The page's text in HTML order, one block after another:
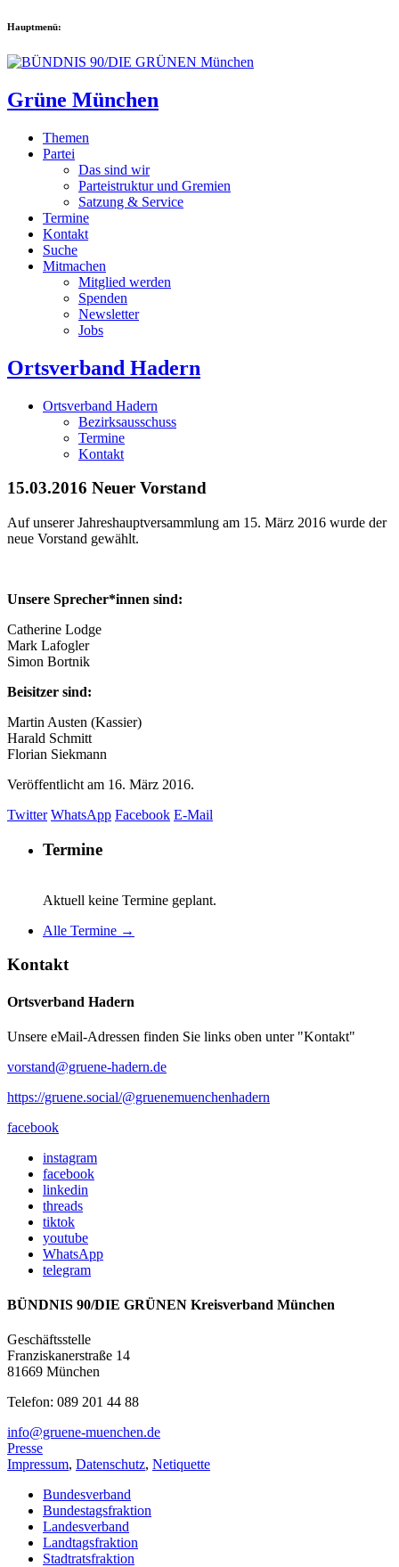
Hauptmenü:
Grüne München
Themen
Partei
Das sind wir
Parteistruktur und Gremien
Satzung & Service
Termine
Kontakt
Suche
Mitmachen
Mitglied werden
Spenden
Newsletter
Jobs
Ortsverband Hadern
Ortsverband Hadern
Bezirksausschuss
Termine
Kontakt
15.03.2016 Neuer Vorstand
Auf unserer Jahreshauptversammlung am 15. März 2016 wurde der
neue Vorstand gewählt.
Unsere Sprecher*innen sind:
Catherine Lodge
Mark Lafogler
Simon Bortnik
Beisitzer sind:
Martin Austen (Kassier)
Harald Schmitt
Florian Siekmann
Veröffentlicht am 16. März 2016.
Twitter WhatsApp Facebook E-Mail
Termine
Aktuell keine Termine geplant.
Alle Termine →
Kontakt
Ortsverband Hadern
Unsere eMail-Adressen finden Sie links oben unter "Kontakt"
vorstand@gruene-hadern.de
https://gruene.social/@gruenemuenchenhadern
facebook
instagram
facebook
linkedin
threads
tiktok
youtube
WhatsApp
telegram
BÜNDNIS 90/DIE GRÜNEN Kreisverband München
Geschäftsstelle
Franziskanerstraße 14
81669 München
Telefon: 089 201 44 88
info@gruene-muenchen.de
Presse
Impressum, Datenschutz, Netiquette
Bundesverband
Bundestagsfraktion
Landesverband
Landtagsfraktion
Stadtratsfraktion